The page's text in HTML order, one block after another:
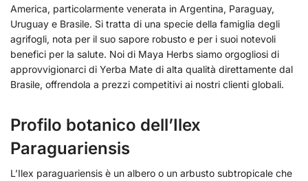
America, particolarmente venerata in Argentina, Paraguay,
Uruguay e Brasile. Si tratta di una specie della famiglia degli
agrifogli, nota per il suo sapore robusto e per i suoi notevoli
benefici per la salute. Noi di Maya Herbs siamo orgogliosi di
approvvigionarci di Yerba Mate di alta qualità direttamente dal
Brasile, offrendola a prezzi competitivi ai nostri clienti globali.
Profilo botanico dell’Ilex
Paraguariensis
L’Ilex paraguariensis è un albero o un arbusto subtropicale che